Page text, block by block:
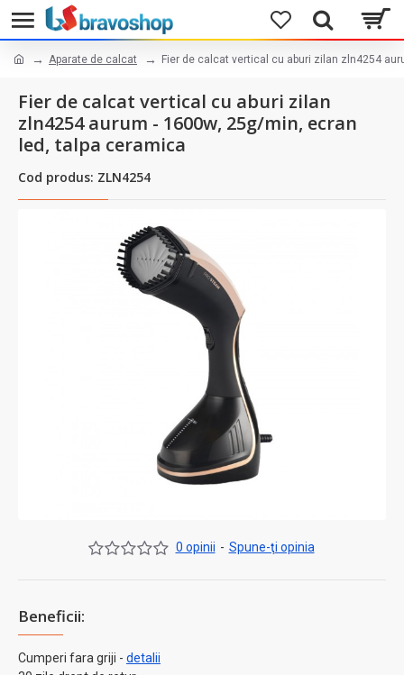
Aparate de calcat Fier de calcat vertical cu aburi zilan zln4254
Fier de calcat vertical cu aburi zilan
zln4254 aurum - 1600w, 25g/min, ecran
led, talpa ceramica
Cod produs: ZLN4254
Beneficii:
Cumperi fara griji - detalii
0 opinii - Spune-ţi opinia